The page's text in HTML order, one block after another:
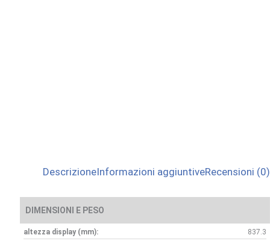
DescrizioneInformazioni aggiuntiveRecensioni (0)
DIMENSIONI E PESO
altezza display (mm): 837.3